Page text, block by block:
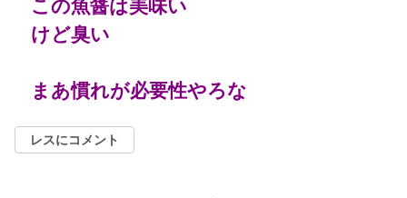
この魚醤は美味い
けど臭い
まあ慣れが必要性やろな
レスにコメント